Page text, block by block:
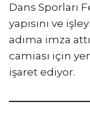
Dans Sporları
yapısını ve
adıma imza
camiası için
işaret ediyor.